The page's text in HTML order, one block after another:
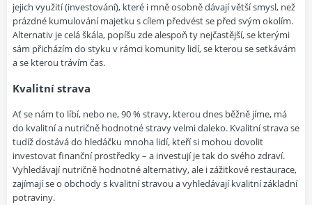
jejich využití (investování), které i mně osobně dávají větší smysl, než
prázdné kumulování majetku s cílem předvést se před svým okolím.
Alternativ je celá škála, popíšu zde alespoň ty nejčastější, se kterými
sám přicházím do styku v rámci komunity lidí, se kterou se setkávám
a se kterou trávím čas.
Kvalitní strava
Ať se nám to líbí, nebo ne, 90 % stravy, kterou dnes běžně jíme, má
do kvalitní a nutričně hodnotné stravy velmi daleko. Kvalitní strava se
tudíž dostává do hledáčku mnoha lidí, kteří si mohou dovolit
investovat finanční prostředky – a investují je tak do svého zdraví.
Vyhledávají nutričně hodnotné alternativy, ale i zážitkové restaurace,
zajímají se o obchody s kvalitní stravou a vyhledávají kvalitní základní
potraviny.